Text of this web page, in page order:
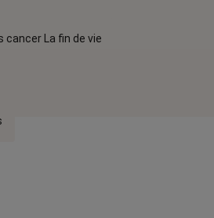
cancer La fin de vie